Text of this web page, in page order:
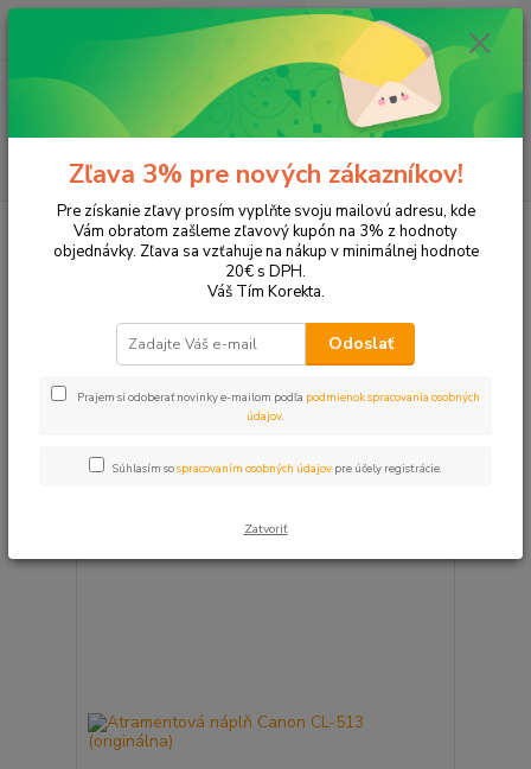
Hľadať
ks
za 0,00 EUR
Tonery a náplne do tlačiarní Canon MP252
Upresniť parametre
Najdrahšie
Zobrazujem 1-7 z 7
Zľava 3% pre nových zákazníkov!
Pre získanie zľavy prosím vyplňte svoju mailovú adresu, kde
Vám obratom zašleme zľavový kupón na 3% z hodnoty
objednávky. Zľava sa vzťahuje na nákup v minimálnej hodnote
20€ s DPH.
Váš Tím Korekta.
Odoslať
Prajem si odoberať novinky e-mailom podľa podmienok spracovania osobných
údajov.
Súhlasím sospracovaním osobných údajov pre účely registrácie.
Zatvoriť